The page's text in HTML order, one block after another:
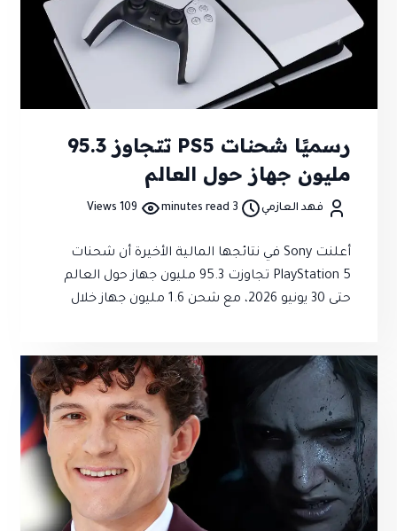
رسميًا شحنات PS5 تتجاوز 95.3
مليون جهاز حول العالم
فهد العازمي 3 minutes read
109 Views
أعلنت Sony في نتائجها المالية الأخيرة أن شحنات
PlayStation 5 تجاوزت 95.3 مليون جهاز حول العالم
حتى 30 يونيو 2026، مع شحن 1.6 مليون جهاز خلال
مستخدم شهريًا.